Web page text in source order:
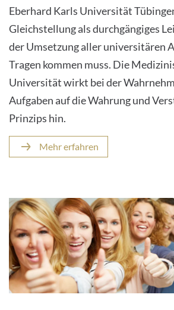
Eberhard Karls Universität
Gleichstellung als durchgängiges
der Umsetzung aller universitären
Tragen kommen muss. Die
Universität wirkt bei der
Aufgaben auf die Wahrung und
Prinzips hin.
Mehr erfahren